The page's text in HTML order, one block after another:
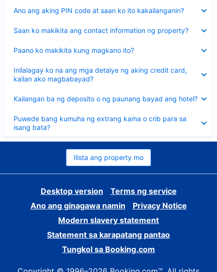
Ano ang aking PIN code at saan ko ito kakailanganin?
ang
Saan ko makikita ang contact information ng property?
ang
Paano ko makikita kung magkano ito?
ang
Inilalagay ko na ang mga detalye ng aking credit card,
kailan ako magbabayad?
ang
sagot
Kailangan ba ng deposito o ng paunang bayad ang hotel?
ang
Puwede bang kumuha ng extrang kama o crib para sa
isang bata?
ang
sagot
Ilista ang property mo
Desktop version
Terms ng service
Ano ang ginagawa namin
Privacy Notice
Modern slavery statement
Statement sa karapatang pantao
Tungkol sa Booking.com